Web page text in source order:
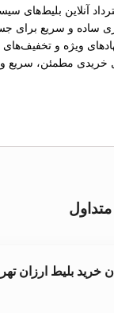
آنلاین بلیط‌های
ساده و سریع برای
ویژه و
خریدی مطمئن، سریع و
خرید بلیط ارزان